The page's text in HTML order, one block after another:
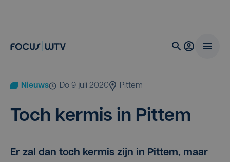
Nieuws do 9 juli 2020 Pittem
Toch ker­mis in Pittem
Er zal dan toch kermis zijn in Pittem, maar